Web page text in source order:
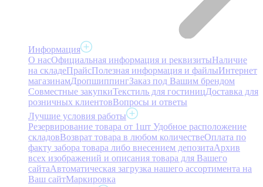
Информация
О насОфициальная информация и реквизитыНаличие
на складеПрайсПолезная информация и файлыИнтернет
магазинамДропшиппингЗаказ под Вашим брендом
Совместные закупкиТекстиль для гостиницДоставка для
розничных клиентовВопросы и ответы
Лучшие условия работы
Резервирование товара от 1шт Удобное расположение
складовВозврат товара в любом количествеОплата по
факту забора товара либо внесением депозитаАрхив
всех изображений и описания товара для Вашего
сайтаАвтоматическая загрузка нашего ассортимента на
Ваш сайтМаркировка